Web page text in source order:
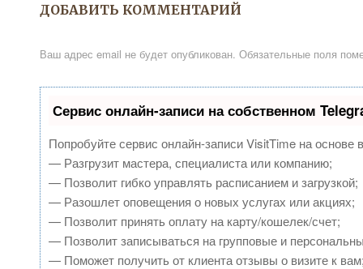
ДОБАВИТЬ КОММЕНТАРИЙ
Ваш адрес email не будет опубликован. Обязательные поля
Сервис онлайн-записи на собственном
Попробуйте сервис онлайн-записи VisitTime на основе
— Разгрузит мастера, специалиста или компанию;
— Позволит гибко управлять расписанием и загрузкой;
— Разошлет оповещения о новых услугах или акциях;
— Позволит принять оплату на карту/кошелек/счет;
— Позволит записываться на групповые и
— Поможет получить от клиента отзывы о визите к